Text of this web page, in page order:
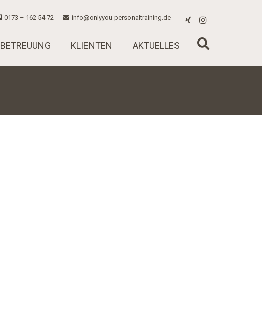
0173 – 162 54 72 info@onlyyou-personaltraining.de
BETREUUNG KLIENTEN AKTUELLES